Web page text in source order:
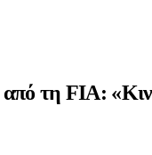
τη FIA: